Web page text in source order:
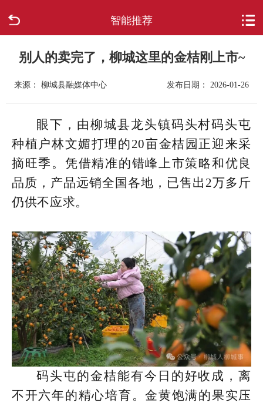
智能推荐
走进柳城
新闻中心
政府信息公开
网上办事
互动回应
别人的卖完了，柳城这里的金桔刚上市~
来源： 柳城县融媒体中心 发布日期： 2026-01-26
眼下，由柳城县龙头镇码头村码头屯
种植户林文媚打理的20亩金桔园正迎来采
摘旺季。凭借精准的错峰上市策略和优良
品质，产品远销全国各地，已售出2万多斤
仍供不应求。
码头屯的金桔能有今日的好收成，离
不开六年的精心培育。金黄饱满的果实压